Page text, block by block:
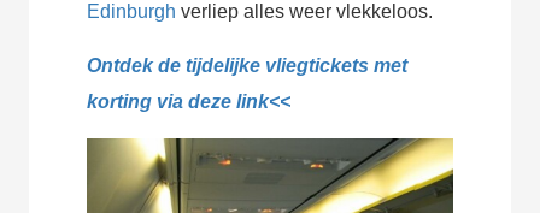
Edinburgh verliep alles weer vlekkeloos.
Ontdek de tijdelijke vliegtickets met
korting via deze link<<